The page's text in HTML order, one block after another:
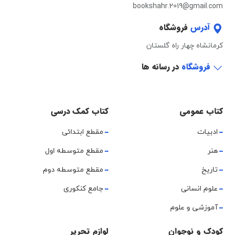
bookshahr.2019@gmail.com
آدرس فروشگاه
کرمانشاه چهار راه گلستان
فروشگاه در رسانه ها
کتاب عمومی
ادبیات
هنر
تاریخ
علوم انسانی
آموزشی و علوم
کتاب کمک درسی
مقطع ابتدائی
مقطع متوسطه اول
مقطع متوسطه دوم
جامع کنکوری
کودک و نوجوان لوازم تحریر